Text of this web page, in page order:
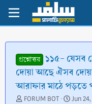
প্রশ্নোত্তর ১১৫- যেসব
দোয়া আছে ঐসব দোয়া
আরাফার মাঠে পড়তে
TFORUM BOT
SJun